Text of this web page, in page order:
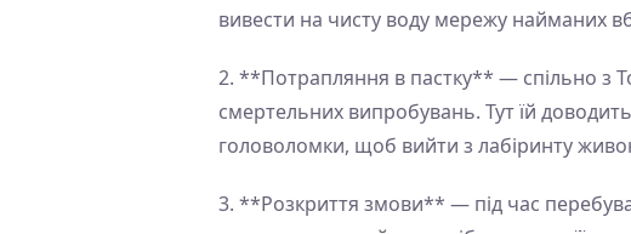
вивести на чисту воду мережу найманих
2. **Потрапляння в пастку** — спільно з
смертельних випробувань. Тут їй
головоломки, щоб вийти з лабіринту
3. **Розкриття змови** — під час